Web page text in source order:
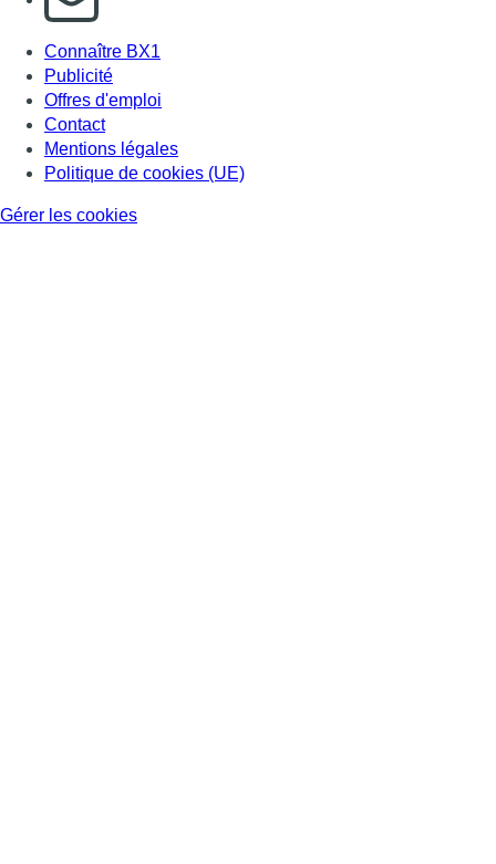
Connaître BX1
Publicité
Offres d'emploi
Contact
Mentions légales
Politique de cookies (UE)
Gérer les cookies